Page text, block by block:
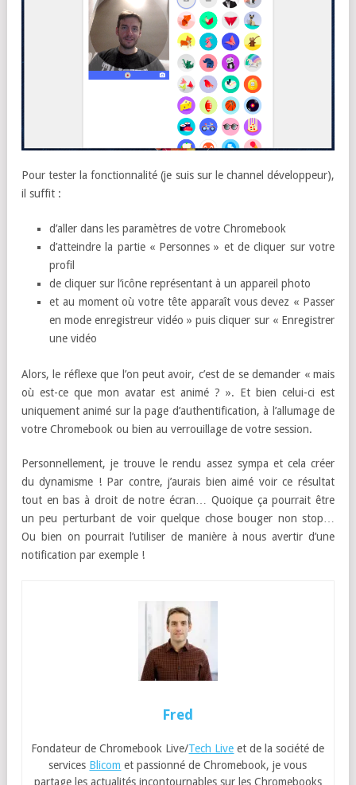
Pour tester la fonctionnalité (je suis sur le channel développeur),
il suffit :
d’aller dans les paramètres de votre Chromebook
d’atteindre la partie « Personnes » et de cliquer sur votre
profil
de cliquer sur l’icône représentant à un appareil photo
et au moment où votre tête apparaît vous devez « Passer
en mode enregistreur vidéo » puis cliquer sur « Enregistrer
une vidéo
Alors, le réflexe que l’on peut avoir, c’est de se demander « mais
où est-ce que mon avatar est animé ? ». Et bien celui-ci est
uniquement animé sur la page d’authentification, à l’allumage de
votre Chromebook ou bien au verrouillage de votre session.
Personnellement, je trouve le rendu assez sympa et cela créer
du dynamisme ! Par contre, j’aurais bien aimé voir ce résultat
tout en bas à droit de notre écran… Quoique ça pourrait être
un peu perturbant de voir quelque chose bouger non stop…
Ou bien on pourrait l’utiliser de manière à nous avertir d’une
notification par exemple !
Fred
Fondateur de Chromebook Live/Tech Live et de la société de
services Blicom et passionné de Chromebook, je vous
partage les actualités incontournables sur les Chromebooks